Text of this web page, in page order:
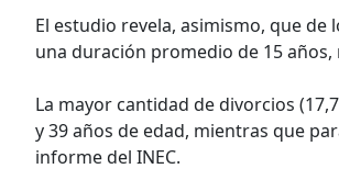
El estudio revela, asimismo, que
una duración promedio de 15 años,
La mayor cantidad de divorcios
y 39 años de edad, mientras que
informe del INEC.